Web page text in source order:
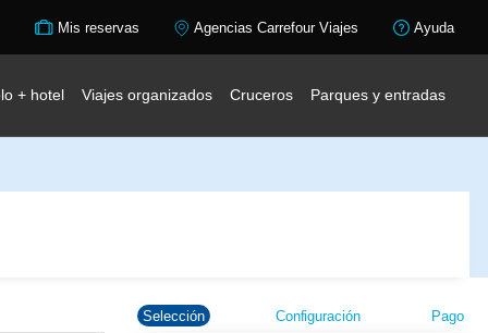
Mis reservas Agencias Carrefour Viajes Ayuda
+ hotel Viajes organizados Cruceros Parques y entradas
Selección Configuración Pago